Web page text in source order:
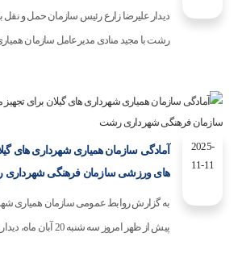
دیدار علیرضا زارع رئیس سازمان حمل و نقل
رشت با مجید منادی مدیرعامل سازمان
2025-
11-11
آمادگی سازمان همیاری شهرداری های
های ورزشی سازمان فرهنگی
به گزارش روابط عمومی سازمان همیاری
پیش از ظهر امروز سه شنبه 20 آبان ماه، دیدار علی خانواده...